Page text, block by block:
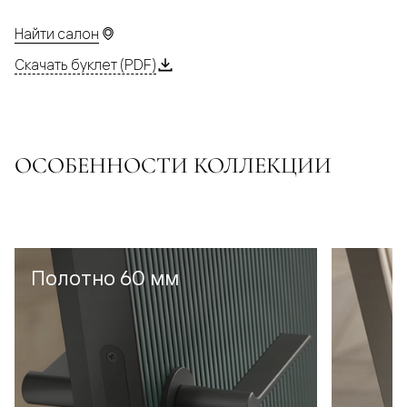
Найти салон
Скачать буклет (PDF)
ОСОБЕННОСТИ КОЛЛЕКЦИИ
Полотно 60 мм